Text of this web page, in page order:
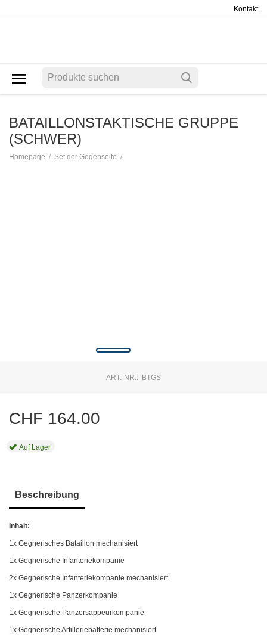
Kontakt
BATAILLONSTAKTISCHE GRUPPE
(SCHWER)
Homepage / Set der Gegenseite /
ART.-NR.: BTGS
CHF 164.00
Auf Lager
Beschreibung
Inhalt:
1x Gegnerisches Bataillon mechanisiert
1x Gegnerische Infanteriekompanie
2x Gegnerische Infanteriekompanie mechanisiert
1x Gegnerische Panzerkompanie
1x Gegnerische Panzersappeurkompanie
1x Gegnerische Artilleriebatterie mechanisiert